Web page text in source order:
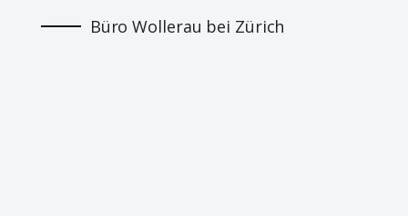
Büro Wollerau bei Zürich